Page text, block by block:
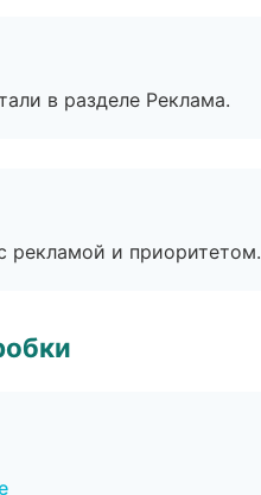
в разделе Реклама.
рекламой и приоритетом.